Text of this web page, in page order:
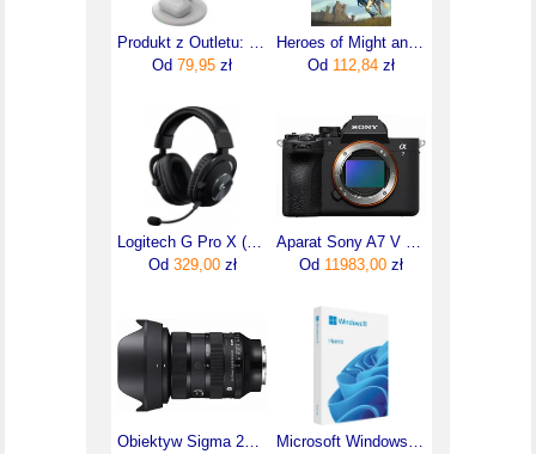
Produkt z Outletu: Greencell Magscape Ładowarka Indukcyjna Stand 3W1 Magsafe Do Iphone Apple Watch Airpods
Od 79,95 zł
Heroes of Might and Magic Olden Era (Digital)
Od 112,84 zł
Logitech G Pro X (981-000818)
Od 329,00zł
Aparat Sony A7 V body - ILCE7M5B
Od 11983,00 zł
Obiektyw Sigma 24-70mm F2.8 DG DN II Art Sony E
Microsoft Windows Home 11 32/64 bit BOX USB PL (HAJ00116)